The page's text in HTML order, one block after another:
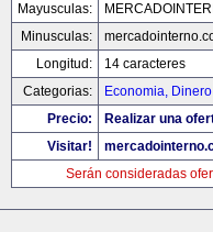
Mayusculas:
Minusculas:
Longitud:
14 caracteres
Categorias:
Economia,
Precio:
Realizar una
Visitar!
Serán consideradas